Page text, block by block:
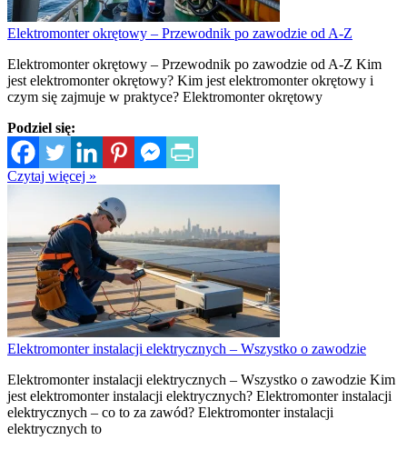
Elektromonter okrętowy – Przewodnik po zawodzie od A-Z
Elektromonter okrętowy – Przewodnik po zawodzie od A-Z Kim
jest elektromonter okrętowy? Kim jest elektromonter okrętowy i
czym się zajmuje w praktyce? Elektromonter okrętowy
Podziel się:
Czytaj więcej »
Elektromonter instalacji elektrycznych – Wszystko o zawodzie
Elektromonter instalacji elektrycznych – Wszystko o zawodzie Kim
jest elektromonter instalacji elektrycznych? Elektromonter instalacji
elektrycznych – co to za zawód? Elektromonter instalacji
elektrycznych to